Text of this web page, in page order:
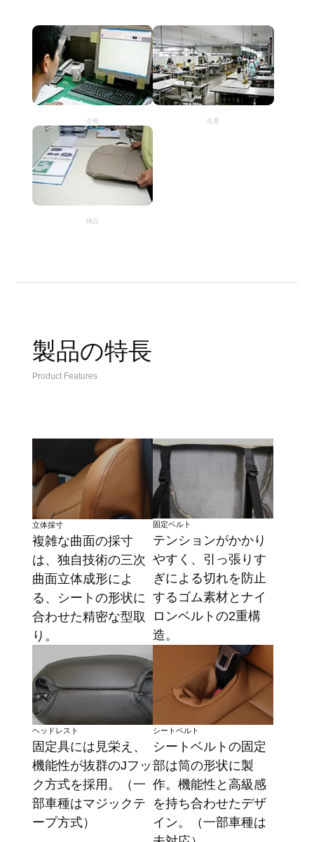
企画 生産
検品
製品の特長
Product Features
立体採寸
複雑な曲面の採寸
は、独自技術の三次
曲面立体成形によ
る、シートの形状に
合わせた精密な型取
り。
固定ベルト
テンションがかかり
やすく、引っ張りす
ぎによる切れを防止
するゴム素材とナイ
ロンベルトの2重構
造。
ヘッドレスト
固定具には見栄え、
機能性が抜群のJフッ
ク方式を採用。（一
部車種はマジックテ
ープ方式）
シートベルト
シートベルトの固定
部は筒の形状に製
作。機能性と高級感
を持ち合わせたデザ
イン。（一部車種は